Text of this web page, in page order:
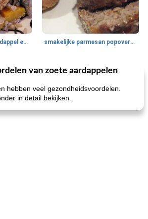
quinoa met zoete aardappel en champignons smakelijke parmesan popovers (gezonder!)
40min 720
Soepen, stoofschotels en Chili
van zoete aardappelen
hebben veel gezondheidsvoordelen.
in detail bekijken.